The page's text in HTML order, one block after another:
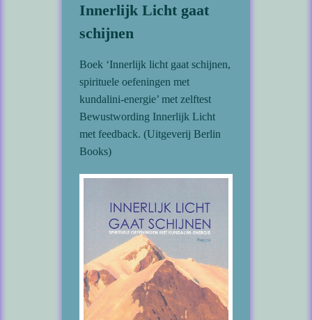
Innerlijk Licht gaat
schijnen
Boek ‘Innerlijk licht gaat schijnen,
spirituele oefeningen met
kundalini-energie’ met zelftest
Bewustwording Innerlijk Licht
met feedback. (Uitgeverij Berlin
Books)